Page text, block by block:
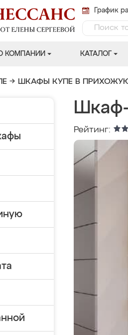
График
КОМПАНИИ КАТАЛОГ
→ ШКАФЫ КУПЕ В
Рейтинг: